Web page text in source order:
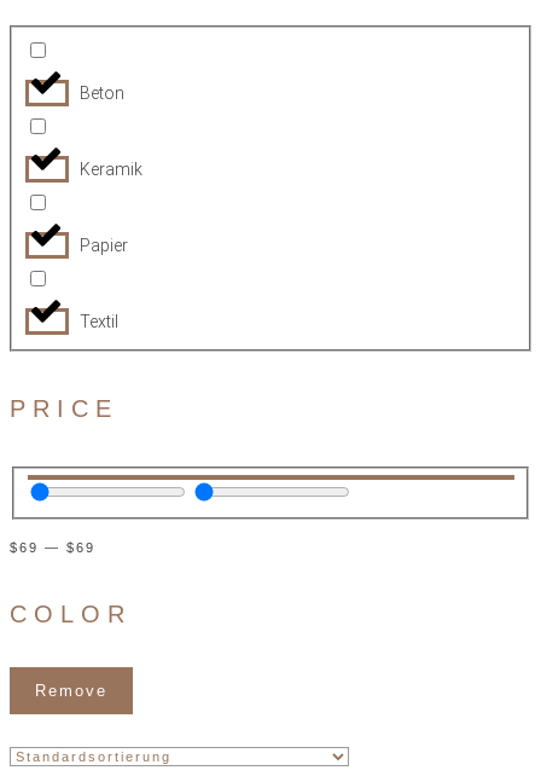
Beton
Keramik
Papier
Textil
PRICE
$69 — $69
COLOR
Remove